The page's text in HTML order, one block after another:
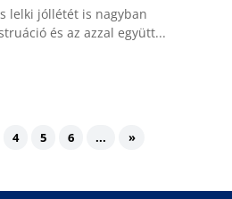
lelki jóllétét is nagyban
és az azzal együtt...
4 5 6 ... »